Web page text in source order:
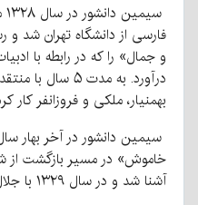
فارسی از دانشگاه تهران شد و
و جمال» را که در رابطه با
درآورد. به مدت ۵
بهمنیار، ملکی و فروزانفر کار
خاموش» در مسیر بازگشت از
آشنا شد و در سال ۱۳۲۹ با جلال آل‌احمد ازدواج کرد.